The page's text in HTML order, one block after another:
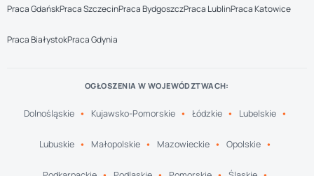
Praca GdańskPraca SzczecinPraca BydgoszczPraca LublinPraca Katowice
Praca BiałystokPraca Gdynia
OGŁOSZENIA W WOJEWÓDZTWACH:
Dolnośląskie Kujawsko-Pomorskie Łódzkie Lubelskie
Lubuskie Małopolskie Mazowieckie Opolskie